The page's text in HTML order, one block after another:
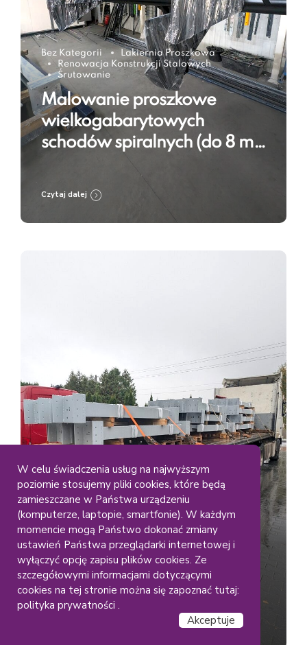
Bez Kategorii
Lakiernia Proszkowa
Renowacja Konstrukcji Stalowych
Śrutowanie
Malowanie proszkowe
wielkogabarytowych
schodów spiralnych (do 8 m)
praktyce
Czytaj dalej
Duze Elementy
Gabaryty
Lakiernia Koczargi
Malowanie dużych
konstrukcji stalowych – RAL
(9006)
W celu świadczenia usług na najwyższym
poziomie stosujemy pliki cookies, które będą
zamieszczane w Państwa urządzeniu
(komputerze, laptopie, smartfonie). W każdym
momencie mogą Państwo dokonać zmiany
ustawień Państwa przeglądarki internetowej i
wyłączyć opcję zapisu plików cookies. Ze
szczegółowymi informacjami dotyczącymi
cookies na tej stronie można się zapoznać tutaj:
polityka prywatności .
Akceptuje